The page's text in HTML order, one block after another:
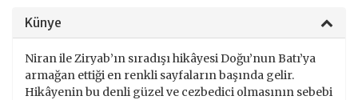
Künye
Niran ile Ziryab’ın sıradışı hikâyesi Doğu’nun Batı’ya
armağan ettiği en renkli sayfaların başında gelir.
Hikâyenin bu denli güzel ve cezbedici olmasının sebebi